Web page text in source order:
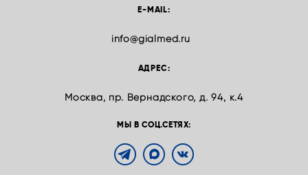
E-MAIL:
info@gialmed.ru
АДРЕС:
Москва, пр. Вернадского, д. 94, к.4
МЫ В СОЦ.СЕТЯХ: